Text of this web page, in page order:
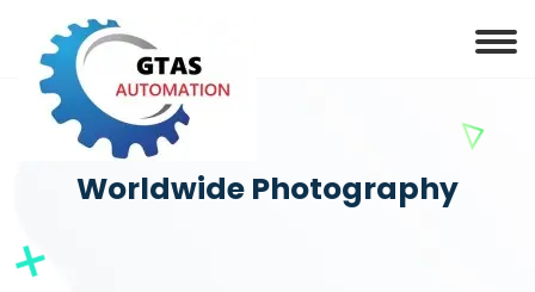
Worldwide Photography